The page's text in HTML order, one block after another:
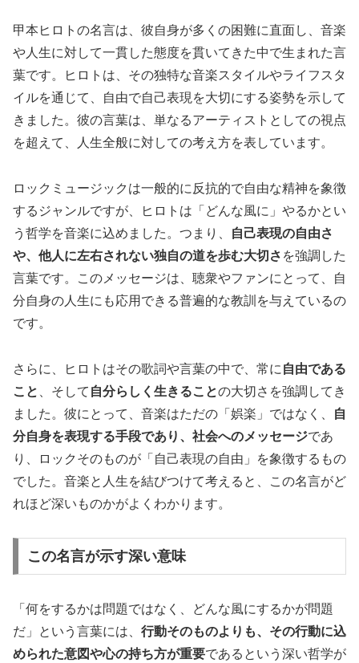
甲本ヒロトの名言は、彼自身が多くの困難に直面し、音楽
や人生に対して一貫した態度を貫いてきた中で生まれた言
葉です。ヒロトは、その独特な音楽スタイルやライフスタ
イルを通じて、自由で自己表現を大切にする姿勢を示して
きました。彼の言葉は、単なるアーティストとしての視点
を超えて、人生全般に対しての考え方を表しています。
ロックミュージックは一般的に反抗的で自由な精神を象徴
するジャンルですが、ヒロトは「どんな風に」やるかとい
う哲学を音楽に込めました。つまり、
自己表現の自由さ
や、他人に左右されない独自の道を歩む大切さ を強調した
言葉です。このメッセージは、聴衆やファンにとって、自
分自身の人生にも応用できる普遍的な教訓を与えているの
です。
さらに、ヒロトはその歌詞や言葉の中で、常に 自由である
こと
、そして 自分らしく生きることの大切さを強調してき
ました。彼にとって、音楽はただの「娯楽」ではなく、
自
分自身を表現する手段であり、社会へのメッセージであ
り、ロックそのものが「自己表現の自由」を象徴するもの
でした。音楽と人生を結びつけて考えると、この名言がど
れほど深いものかがよくわかります。
この名言が示す深い意味
「何をするかは問題ではなく、どんな風にするかが問題
だ」という言葉には、 行動そのものよりも、その行動に込
められた意図や心の持ち方が重要であるという深い哲学が